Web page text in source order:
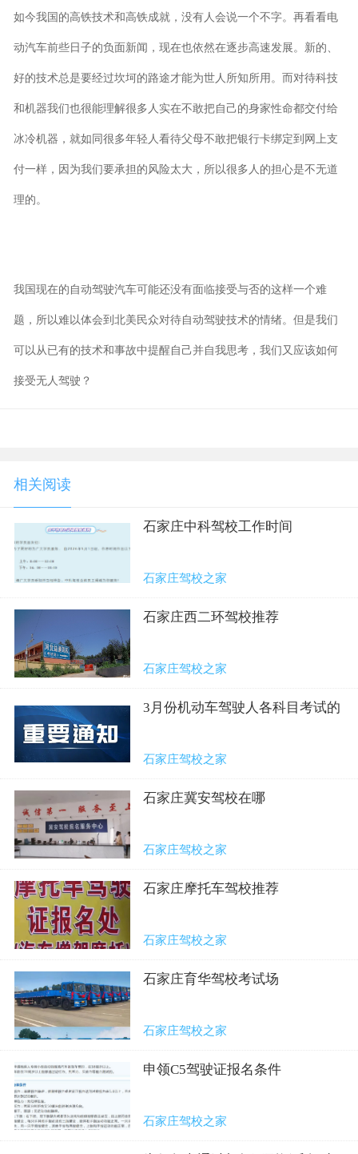
如今我国的高铁技术和高铁成就，没有人会说一个不字。再看看电
动汽车前些日子的负面新闻，现在也依然在逐步高速发展。新的、
好的技术总是要经过坎坷的路途才能为世人所知所用。而对待科技
和机器我们也很能理解很多人实在不敢把自己的身家性命都交付给
冰冷机器，就如同很多年轻人看待父母不敢把银行卡绑定到网上支
付一样，因为我们要承担的风险太大，所以很多人的担心是不无道
理的。
我国现在的自动驾驶汽车可能还没有面临接受与否的这样一个难
题，所以难以体会到北美民众对待自动驾驶技术的情绪。但是我们
可以从已有的技术和事故中提醒自己并自我思考，我们又应该如何
接受无人驾驶？
相关阅读
石家庄中科驾校工作时间
石家庄驾校之家
石家庄西二环驾校推荐
石家庄驾校之家
3月份机动车驾驶人各科目考试的
石家庄驾校之家
石家庄冀安驾校在哪
石家庄驾校之家
石家庄摩托车驾校推荐
石家庄驾校之家
石家庄育华驾校考试场
石家庄驾校之家
申领C5驾驶证报名条件
石家庄驾校之家